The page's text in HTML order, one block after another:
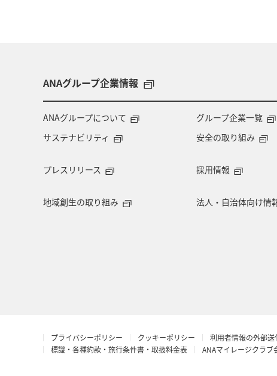
ANAグループ企業情報
ANAグループについて グループ企業一覧
サステナビリティ
安全の取り組み
プレスリリース
採用情報
地域創生の取り組み 法人・自治体向け情
プライバシーポリシー クッキーポリシー 利用者情報の外部送
標識・各種約款・旅行条件書・取扱料金表
ANAマイレージクラブ